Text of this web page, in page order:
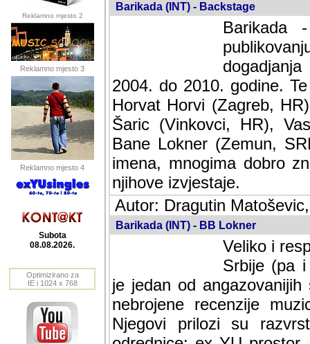
Reklamno mjesto 2
Reklamno mjesto 3
Reklamno mjesto 4
Subota
08.08.2026.
Optimizirano za
IE i 1024 x 768
Barikada (INT) - Backstage
Barikada
2004. do 2010. godine.
Horvat Horvi (Zagreb,
Šaric (Vinkovci, HR),
Bane Lokner (Zemun,
imena, mnogima dobro
njihove izvjestaje.
Autor: Dragutin
Barikada (INT) - BB Lokner
Veliko i
Srbije (pa i
jedan od angazovanijih
nebrojene recenzije
Njegovi prilozi su